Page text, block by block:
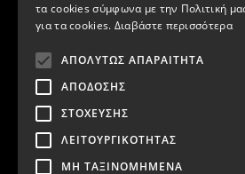
Αποδέχομαι τους
Copyright © 2011-2026
With
ΓΕΜΗ:57327504000
τα cookies σύμφωνα με την Πολιτική
για τα cookies. Διαβάστε περισσότερα
ΑΠΟΛΎΤΩΣ ΑΠΑΡΑΊΤΗΤΑ
ΑΠΌΔΟΣΗΣ
ΣΤΌΧΕΥΣΗΣ
ΛΕΙΤΟΥΡΓΙΚΌΤΗΤΑΣ
ΜΗ ΤΑΞΙΝΟΜΗΜΈΝΑ